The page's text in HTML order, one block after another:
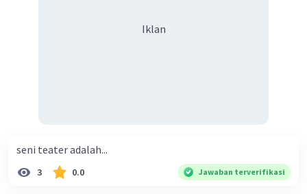
Iklan
seni teater adalah...
3 0.0 Jawaban terverifikasi